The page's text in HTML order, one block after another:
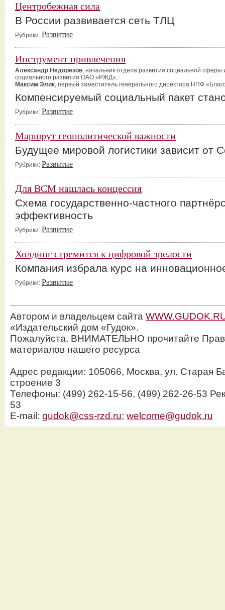
Центробежная сила
В России развивается сеть ТЛЦ
Рубрики: Развитие
Инструмент привлечения
Александр Недорезов, начальник отдела развития социальной
социального развития ОАО «РЖД»,
Максим Элик, первый заместитель генерального директора НПФ
Компенсируемый социальный пакет
Рубрики: Развитие
Маршрут геополитической важности
Будущее мировой логистики зависит от
Рубрики: Развитие
Для ВСМ нашлась концессия
Схема государственно-частного
эффективность
Рубрики: Развитие
Холдинг стремится к цифровой зрелости
Компания избрала курс на
Рубрики: Развитие
Автором и владельцем сайта
«Издательский дом «Гудок».
Пожалуйста, ВНИМАТЕЛЬНО прочитайте
материалов нашего ресурса
Адрес редакции: 105066, Москва, ул. Старая
строение 3
Телефоны: (499) 262-15-56, (499) 262-26-53
53
E-mail: gudok@css-rzd.ru; welcome@gudok.ru